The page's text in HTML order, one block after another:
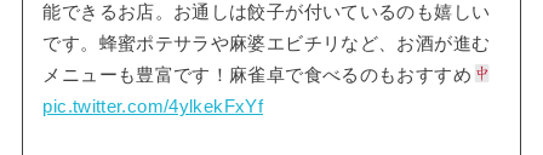
能できるお店。お通しは餃子が付いているのも嬉しい
です。蜂蜜ポテサラや麻婆エビチリなど、お酒が進む
メニューも豊富です！麻雀卓で食べるのもおすすめ
pic.twitter.com/4ylkekFxYf